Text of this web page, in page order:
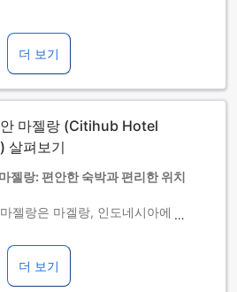
야 합니다.
로 간주합니다.
객실별로 다릅니다. 각 객실의 투숙
기 바랍니다.
더 보기
마젤랑 (Citihub Hotel
살펴보기
젤랑: 편안한 숙박과 편리한 위치
젤랑은 마겔랑, 인도네시아에 위치
호텔 @자고안 마젤랑은 오후 2시부
체크아웃은 오전 12시까지 가능하며,
더 보기